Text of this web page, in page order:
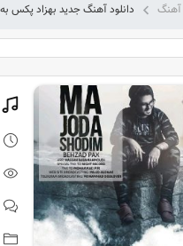
آهنگ دانلود آهنگ جدید بهزاد پکس